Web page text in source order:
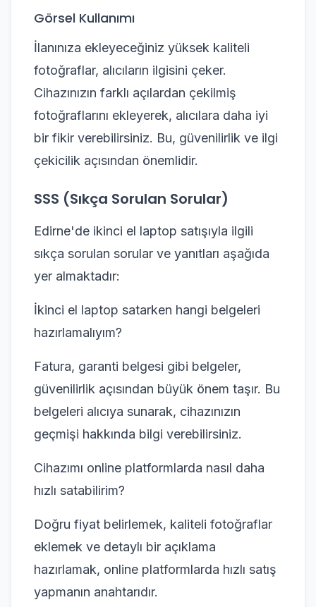
Görsel Kullanımı
İlanınıza ekleyeceğiniz yüksek kaliteli
fotoğraflar, alıcıların ilgisini çeker.
Cihazınızın farklı açılardan çekilmiş
fotoğraflarını ekleyerek, alıcılara daha iyi
bir fikir verebilirsiniz. Bu, güvenilirlik ve ilgi
çekicilik açısından önemlidir.
SSS (Sıkça Sorulan Sorular)
Edirne'de ikinci el laptop satışıyla ilgili
sıkça sorulan sorular ve yanıtları aşağıda
yer almaktadır:
İkinci el laptop satarken hangi belgeleri
hazırlamalıyım?
Fatura, garanti belgesi gibi belgeler,
güvenilirlik açısından büyük önem taşır. Bu
belgeleri alıcıya sunarak, cihazınızın
geçmişi hakkında bilgi verebilirsiniz.
Cihazımı online platformlarda nasıl daha
hızlı satabilirim?
Doğru fiyat belirlemek, kaliteli fotoğraflar
eklemek ve detaylı bir açıklama
hazırlamak, online platformlarda hızlı satış
yapmanın anahtarıdır.